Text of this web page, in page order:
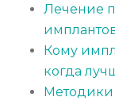
Лечение
Кому
когда